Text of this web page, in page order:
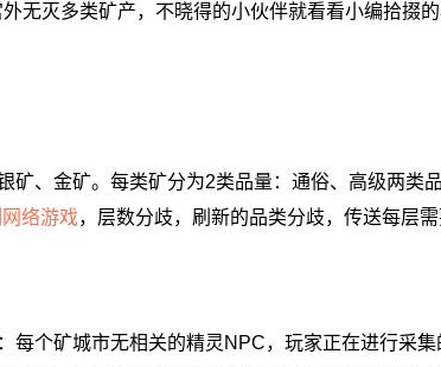
灭多类矿产，不晓得的小伙伴就看看小编拾掇
、金矿。每类矿分为2类品量：通俗、高级两类
络游戏，层数分歧，刷新的品类分歧，传送每层需
个矿城市无相关的精灵NPC，玩家正在进行采集